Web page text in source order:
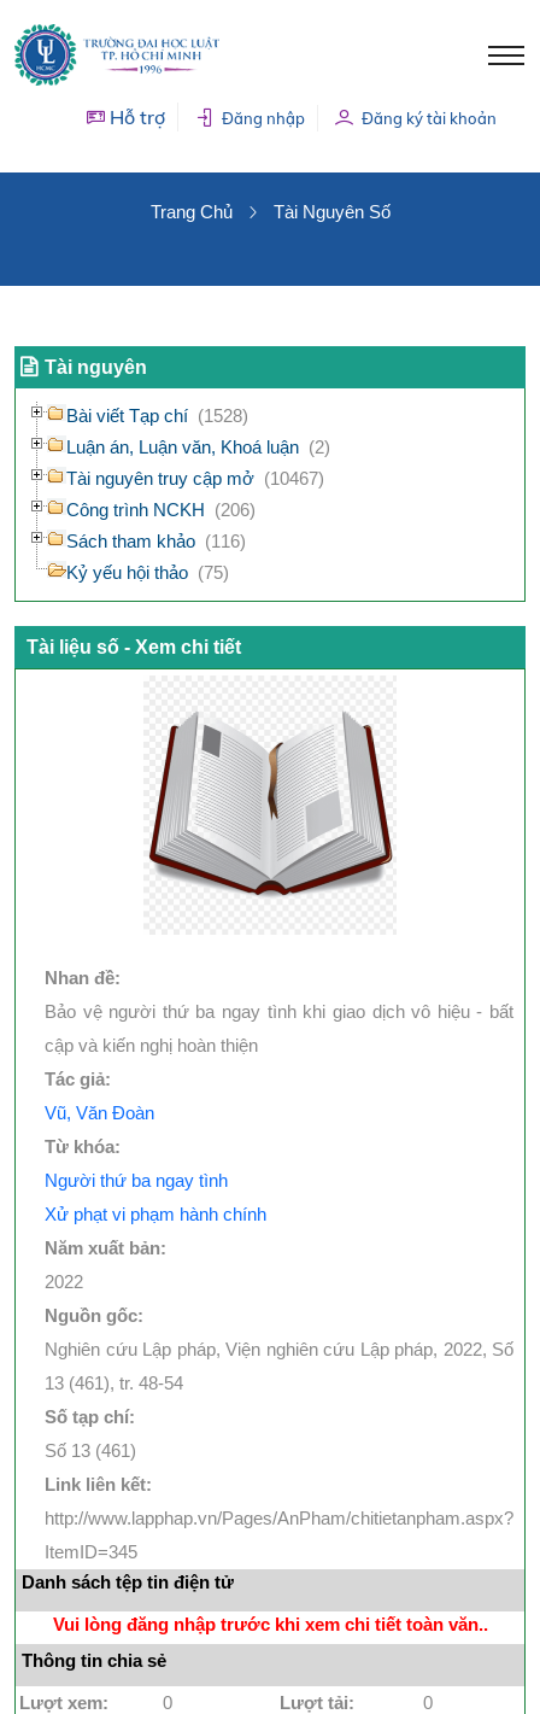
Hỗ trợ Đăng nhập Đăng ký tài khoản
Trang Chủ Tài Nguyên Số
Tài nguyên
Bài viết Tạp chí (1528)
Luận án, Luận văn, Khoá luận (2)
Tài nguyên truy cập mở (10467)
Công trình NCKH (206)
Sách tham khảo (116)
Kỷ yếu hội thảo (75)
Tài liệu số - Xem chi tiết
Nhan đề:
Bảo vệ người thứ ba ngay tình khi giao dịch vô hiệu - bất
cập và kiến nghị hoàn thiện
Tác giả:
Vũ, Văn Đoàn
Từ khóa:
Người thứ ba ngay tình
Xử phạt vi phạm hành chính
Năm xuất bản:
2022
Nguồn gốc:
Nghiên cứu Lập pháp, Viện nghiên cứu Lập pháp, 2022, Số
13 (461), tr. 48-54
Số tạp chí:
Số 13 (461)
Link liên kết:
http://www.lapphap.vn/Pages/AnPham/chitietanpham.aspx?
ItemID=345
Danh sách tệp tin điện tử
Vui lòng đăng nhập trước khi xem chi tiết toàn văn..
Thông tin chia sẻ
Lượt xem: 0 Lượt tải: 0